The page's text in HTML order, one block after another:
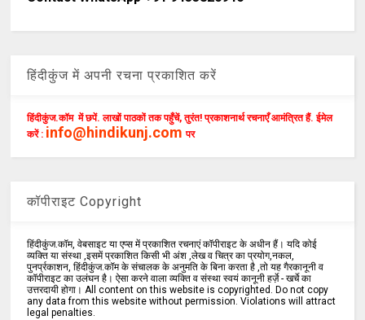
हिंदीकुंज में अपनी रचना प्रकाशित करें
हिंदीकुंज.कॉम में छपें. लाखों पाठकों तक पहुँचें, तुरंत! प्रकाशनार्थ रचनाएँ आमंत्रित हैं. ईमेल
करें : info@hindikunj.com पर
कॉपीराइट Copyright
हिंदीकुंज.कॉम, वेबसाइट या एप्स में प्रकाशित रचनाएं कॉपीराइट के अधीन हैं। यदि कोई
व्यक्ति या संस्था ,इसमें प्रकाशित किसी भी अंश ,लेख व चित्र का प्रयोग,नकल,
पुनर्प्रकाशन, हिंदीकुंज.कॉम के संचालक के अनुमति के बिना करता है ,तो यह गैरकानूनी व
कॉपीराइट का उलंघन है। ऐसा करने वाला व्यक्ति व संस्था स्वयं कानूनी हर्ज़े - खर्चे का
उत्तरदायी होगा। All content on this website is copyrighted. Do not copy
any data from this website without permission. Violations will attract
legal penalties.